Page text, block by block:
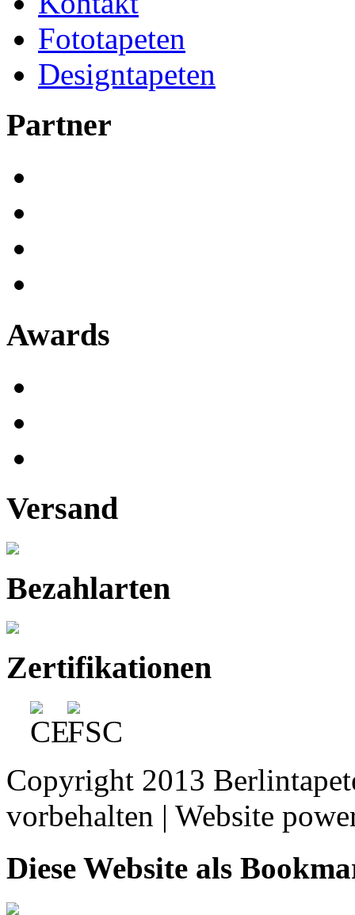
Fototapeten
Designtapeten
Partner
Awards
Versand
Bezahlarten
Zertifikationen
Copyright 2013
vorbehalten | Website
Diese Website als